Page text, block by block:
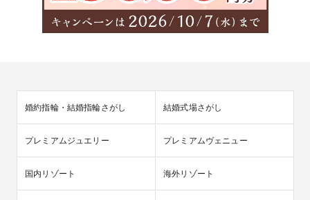
婚約指輪・結婚指輪さがし 結婚式場さがし
プレミアムジュエリー プレミアムヴェニュー
国内リゾート 海外リゾート